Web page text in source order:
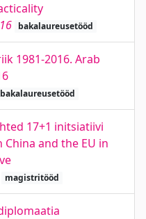
bakalaureusetööd
1981-2016. Arab
bakalaureusetööd
17+1 initsiatiivi
and the EU in
magistritööd